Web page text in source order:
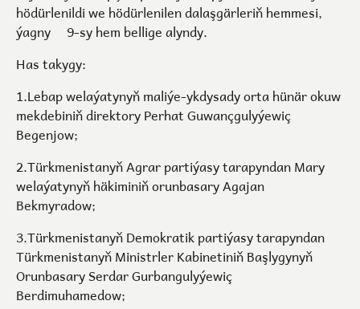
hödürlenildi we hödürlenilen dalaşgärleriň hemmesi,
ýagny 9-sy hem bellige alyndy.
Has takygy:
1.Lebap welaýatynyň maliýe-ykdysady orta hünär okuw
mekdebiniň direktory Perhat Guwançgulyýewiç
Begenjow;
2.Türkmenistanyň Agrar partiýasy tarapyndan Mary
welaýatynyň häkiminiň orunbasary Agajan
Bekmyradow;
3.Türkmenistanyň Demokratik partiýasy tarapyndan
Türkmenistanyň Ministrler Kabinetiniň Başlygynyň
Orunbasary Serdar Gurbangulyýewiç
Berdimuhamedow;